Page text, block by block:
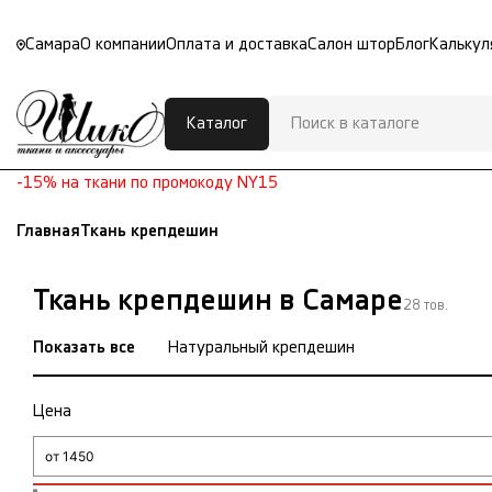
СамараО компанииОплата и доставкаСалон штор Блог
Каталог
-15% на ткани по промокоду NY15
ГлавнаяТкань крепдешин
Ткань крепдешин в Самаре 28 тов.
Показать все Натуральный крепдешин
Цена